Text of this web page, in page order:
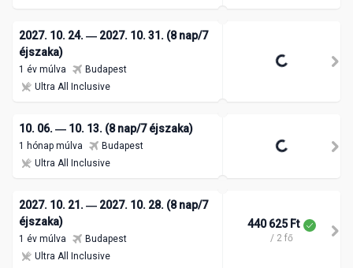
2027. 10. 24. ― 2027. 10. 31. (8 nap/7
éjszaka)
1 év múlva
Budapest
Ultra All Inclusive
10. 06. ― 10. 13. (8 nap/7 éjszaka)
1 hónap múlva
Budapest
Ultra All Inclusive
2027. 10. 21. ― 2027. 10. 28. (8 nap/7
éjszaka)
1 év múlva
Budapest
Ultra All Inclusive
440 625 Ft
/ 2 fő